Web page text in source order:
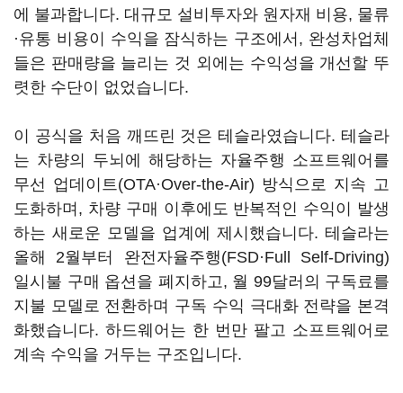
에 불과합니다. 대규모 설비투자와 원자재 비용, 물류
·유통 비용이 수익을 잠식하는 구조에서, 완성차업체
들은 판매량을 늘리는 것 외에는 수익성을 개선할 뚜
렷한 수단이 없었습니다.
이 공식을 처음 깨뜨린 것은 테슬라였습니다. 테슬라
는 차량의 두뇌에 해당하는 자율주행 소프트웨어를
무선 업데이트(OTA·Over-the-Air) 방식으로 지속 고
도화하며, 차량 구매 이후에도 반복적인 수익이 발생
하는 새로운 모델을 업계에 제시했습니다. 테슬라는
올해 2월부터 완전자율주행(FSD·Full Self-Driving)
일시불 구매 옵션을 폐지하고, 월 99달러의 구독료를
지불 모델로 전환하며 구독 수익 극대화 전략을 본격
화했습니다. 하드웨어는 한 번만 팔고 소프트웨어로
계속 수익을 거두는 구조입니다.